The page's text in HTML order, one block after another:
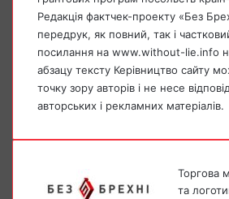
Редакція фактчек-проекту «Без
передрук, як повний, так і
посилання на www.without-lie.info
абзацу тексту Керівництво сайту
точку зору авторів і не несе
авторських і рекламних матеріалів.
Торгова
та